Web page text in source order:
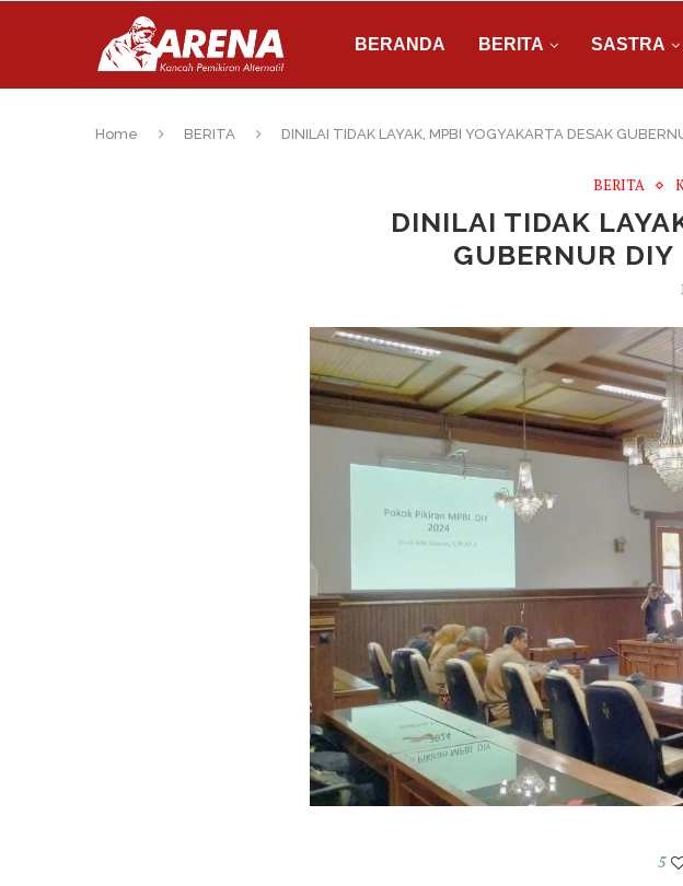
BERANDA BERITA SASTRA
Home BERITA DINILAI TIDAK LAYAK, MPBI YOGYAKARTA DESAK
BERITA
DINILAI TIDAK
GUBERNUR
5